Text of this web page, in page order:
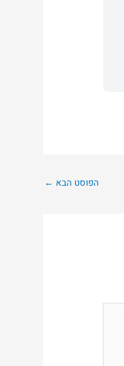
הפוסט הבא ←